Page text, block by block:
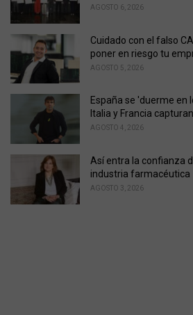
AGOSTO 6, 2026
Cuidado con el falso
poner en riesgo tu
AGOSTO 5, 2026
España se 'duerme en
Italia y Francia
AGOSTO 4, 2026
Así entra la confianza
industria farmacéutica
AGOSTO 3, 2026